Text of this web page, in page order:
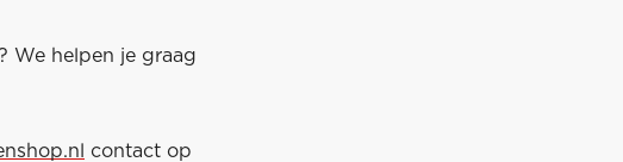
We helpen je graag
contact op